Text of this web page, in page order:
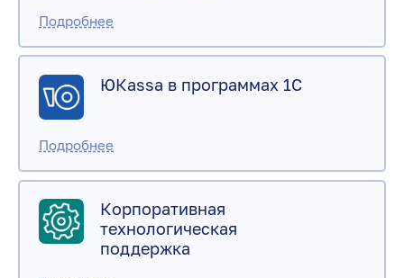
ЮКаssа в программах 1С
Корпоративная
технологическая
поддержка